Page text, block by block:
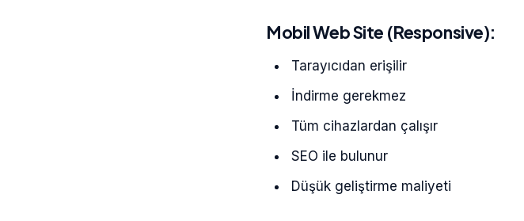
Mobil Web Site (Responsive):
Tarayıcıdan erişilir
İndirme gerekmez
Tüm cihazlardan çalışır
SEO ile bulunur
Düşük geliştirme maliyeti